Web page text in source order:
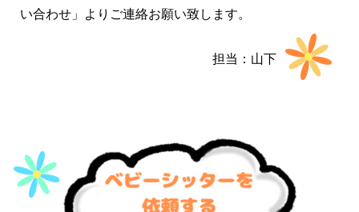
い合わせ」よりご連絡お願い致します。
担当：山下